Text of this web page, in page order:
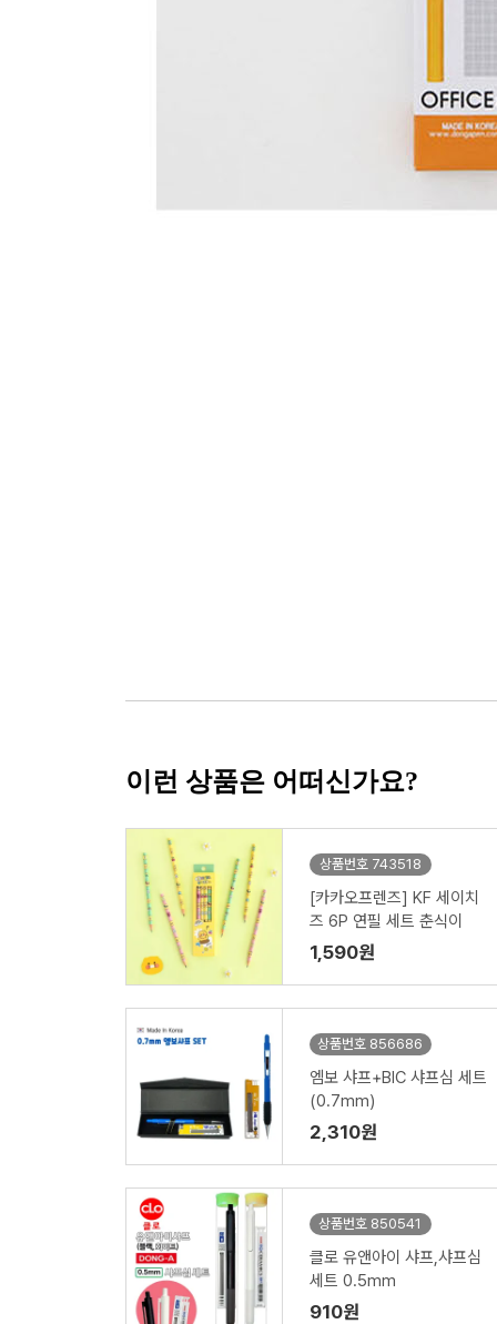
이런 상품은 어떠신가요?
상품번호 743518
[카카오프렌즈] KF 세이치
즈 6P 연필 세트 춘식이
1,590원
상품번호 856686
엠보 샤프+BIC 샤프심 세트
(0.7mm)
2,310원
상품번호 850541
클로 유앤아이 샤프,샤프심
세트 0.5mm
910원